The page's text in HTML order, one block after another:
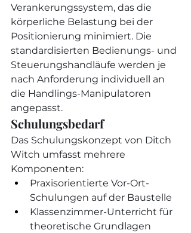
Verankerungssystem, das die
körperliche Belastung bei der
Positionierung minimiert. Die
standardisierten Bedienungs- und
Steuerungshandläufe werden je
nach Anforderung individuell an
die Handlings-Manipulatoren
angepasst.
Schulungsbedarf
Das Schulungskonzept von Ditch
Witch umfasst mehrere
Komponenten:
Praxisorientierte Vor-Ort-
Schulungen auf der Baustelle
Klassenzimmer-Unterricht für
theoretische Grundlagen